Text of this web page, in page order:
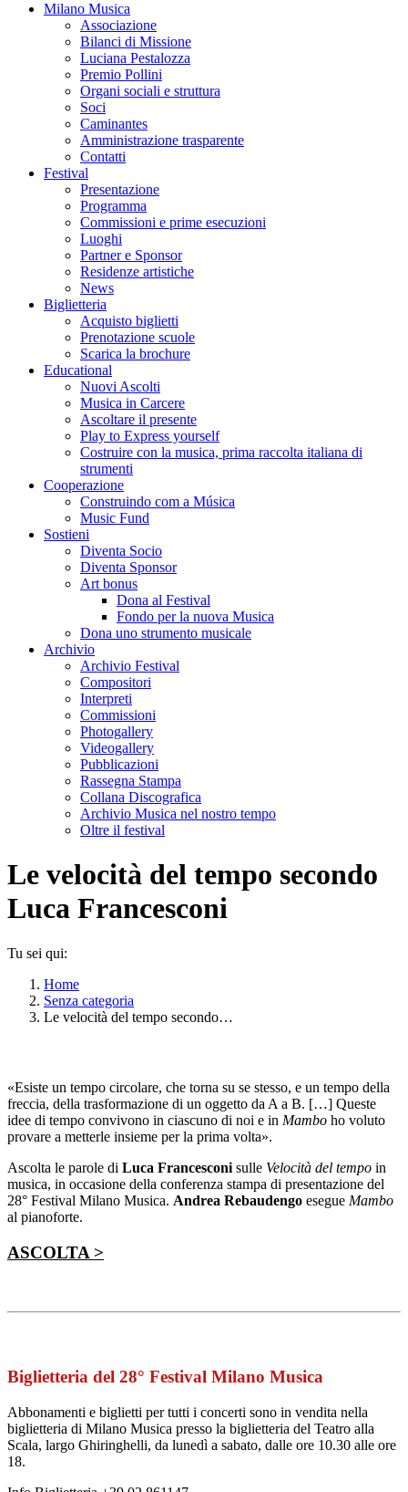
Milano Musica
Associazione
Bilanci di Missione
Luciana Pestalozza
Premio Pollini
Organi sociali e struttura
Soci
Caminantes
Amministrazione trasparente
Contatti
Festival
Presentazione
Programma
Commissioni e prime esecuzioni
Luoghi
Partner e Sponsor
Residenze artistiche
News
Biglietteria
Acquisto biglietti
Prenotazione scuole
Scarica la brochure
Educational
Nuovi Ascolti
Musica in Carcere
Ascoltare il presente
Play to Express yourself
Costruire con la musica, prima raccolta italiana di
strumenti
Cooperazione
Construindo com a Música
Music Fund
Sostieni
Diventa Socio
Diventa Sponsor
Art bonus
Dona al Festival
Fondo per la nuova Musica
Dona uno strumento musicale
Archivio
Archivio Festival
Compositori
Interpreti
Commissioni
Photogallery
Videogallery
Pubblicazioni
Rassegna Stampa
Collana Discografica
Archivio Musica nel nostro tempo
Oltre il festival
Le velocità del tempo secondo
Luca Francesconi
Tu sei qui:
Home
Senza categoria
Le velocità del tempo secondo…
«Esiste un tempo circolare, che torna su se stesso, e un tempo della
freccia, della trasformazione di un oggetto da A a B. […] Queste
idee di tempo convivono in ciascuno di noi e in Mambo ho voluto
provare a metterle insieme per la prima volta».
Ascolta le parole di Luca Francesconi sulle Velocità del tempo in
musica, in occasione della conferenza stampa di presentazione del
28° Festival Milano Musica. Andrea Rebaudengo esegue Mambo
al pianoforte.
ASCOLTA >
Biglietteria del 28° Festival Milano Musica
Abbonamenti e biglietti per tutti i concerti sono in vendita nella
biglietteria di Milano Musica presso la biglietteria del Teatro alla
Scala, largo Ghiringhelli, da lunedì a sabato, dalle ore 10.30 alle ore
18.